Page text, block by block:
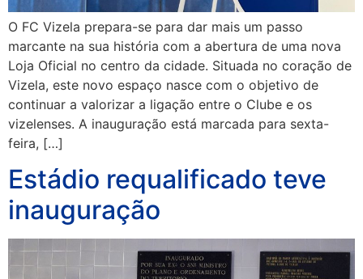
O FC Vizela prepara-se para dar mais um passo
marcante na sua história com a abertura de uma nova
Loja Oficial no centro da cidade. Situada no coração de
Vizela, este novo espaço nasce com o objetivo de
continuar a valorizar a ligação entre o Clube e os
vizelenses. A inauguração está marcada para sexta-
feira, […]
Estádio requalificado teve
inauguração